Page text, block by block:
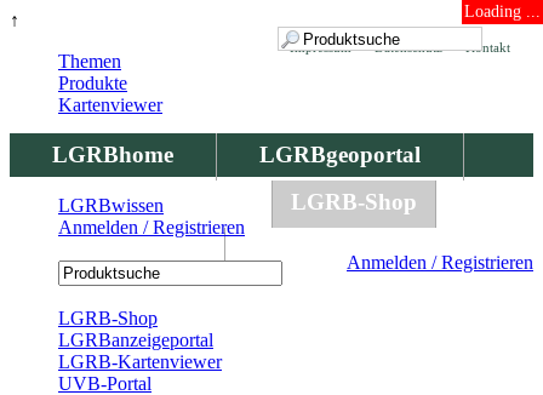
↑ Loading ...
Kontakt
Datenschutz
Impressum
LGRBhome
LGRBgeoportal
LGRBbohrungen
LGRB-Shop
Anmelden / Registrieren
Themen
Produkte
Kartenviewer
LGRBwissen
Anmelden / Registrieren
LGRB-Shop
LGRBanzeigeportal
LGRB-Kartenviewer
UVB-Portal